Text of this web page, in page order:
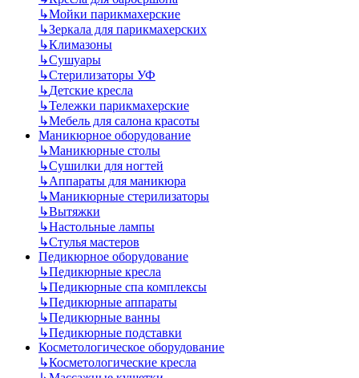
↳Мойки парикмахерские
↳Зеркала для парикмахерских
↳Климазоны
↳Сушуары
↳Стерилизаторы УФ
↳Детские кресла
↳Тележки парикмахерские
↳Мебель для салона красоты
Маникюрное оборудование
↳Маникюрные столы
↳Сушилки для ногтей
↳Аппараты для маникюра
↳Маникюрные стерилизаторы
↳Вытяжки
↳Настольные лампы
↳Стулья мастеров
Педикюрное оборудование
↳Педикюрные кресла
↳Педикюрные спа комплексы
↳Педикюрные аппараты
↳Педикюрные ванны
↳Педикюрные подставки
Косметологическое оборудование
↳Косметологические кресла